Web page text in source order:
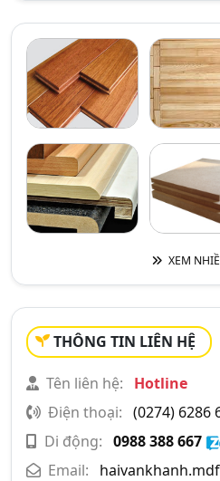
XEM
THÔNG TIN LIÊN HỆ
Tên liên hệ:
Hotline
Điện thoại: (0274) 6286
Di động: 0988 388 667
Email: